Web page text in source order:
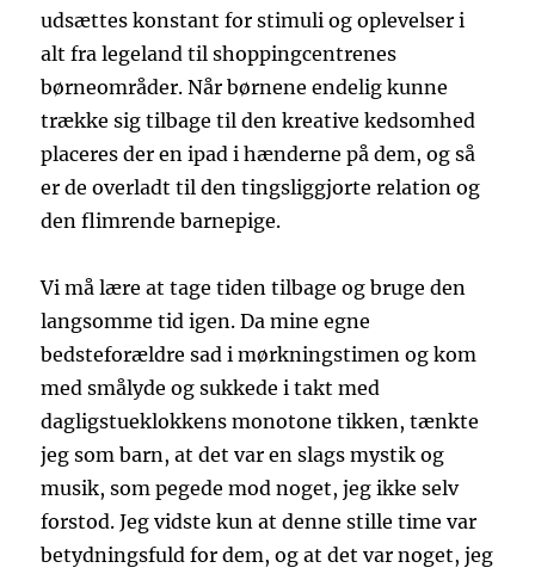
udsættes konstant for stimuli og oplevelser i
alt fra legeland til shoppingcentrenes
børneområder. Når børnene endelig kunne
trække sig tilbage til den kreative kedsomhed
placeres der en ipad i hænderne på dem, og så
er de overladt til den tingsliggjorte relation og
den flimrende barnepige.
Vi må lære at tage tiden tilbage og bruge den
langsomme tid igen. Da mine egne
bedsteforældre sad i mørkningstimen og kom
med smålyde og sukkede i takt med
dagligstueklokkens monotone tikken, tænkte
jeg som barn, at det var en slags mystik og
musik, som pegede mod noget, jeg ikke selv
forstod. Jeg vidste kun at denne stille time var
betydningsfuld for dem, og at det var noget, jeg